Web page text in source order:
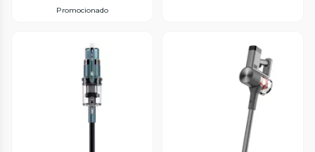
Promocionado